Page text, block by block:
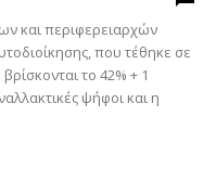
και περιφερειαρχών
που τέθηκε σε
το 42% + 1
ψήφοι και η